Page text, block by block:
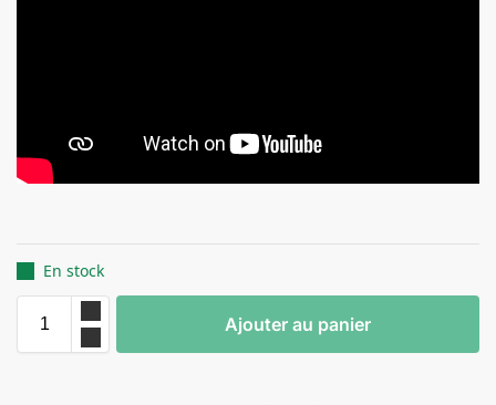
En stock
Ajouter au panier